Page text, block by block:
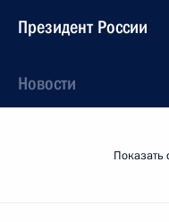
Президент России
Новости
Показать